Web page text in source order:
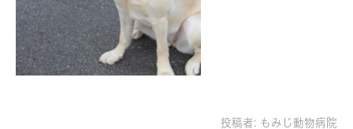
投稿者: もみじ動物病院